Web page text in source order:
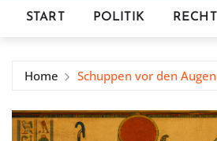
START POLITIK RECHT
Home Schuppen vor den Augen